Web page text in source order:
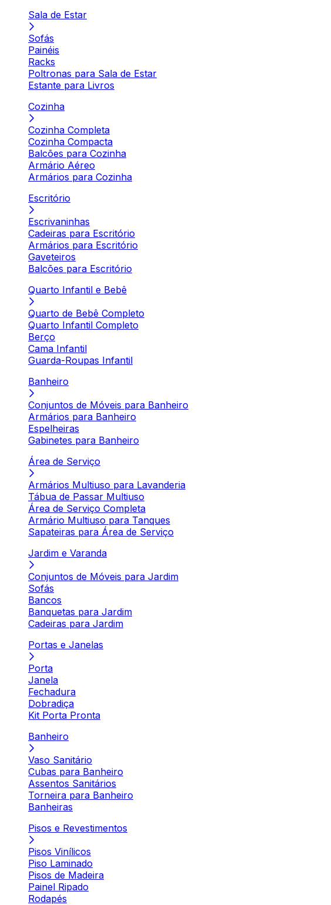
Sala de Estar
Sofás
Painéis
Racks
Poltronas para Sala de Estar
Estante para Livros
Cozinha
Cozinha Completa
Cozinha Compacta
Balcões para Cozinha
Armário Aéreo
Armários para Cozinha
Escritório
Escrivaninhas
Cadeiras para Escritório
Armários para Escritório
Gaveteiros
Balcões para Escritório
Quarto Infantil e Bebê
Quarto de Bebê Completo
Quarto Infantil Completo
Berço
Cama Infantil
Guarda-Roupas Infantil
Banheiro
Conjuntos de Móveis para Banheiro
Armários para Banheiro
Espelheiras
Gabinetes para Banheiro
Área de Serviço
Armários Multiuso para Lavanderia
Tábua de Passar Multiuso
Área de Serviço Completa
Armário Multiuso para Tanques
Sapateiras para Área de Serviço
Jardim e Varanda
Conjuntos de Móveis para Jardim
Sofás
Bancos
Banquetas para Jardim
Cadeiras para Jardim
Portas e Janelas
Porta
Janela
Fechadura
Dobradiça
Kit Porta Pronta
Banheiro
Vaso Sanitário
Cubas para Banheiro
Assentos Sanitários
Torneira para Banheiro
Banheiras
Pisos e Revestimentos
Pisos Vinílicos
Piso Laminado
Pisos de Madeira
Painel Ripado
Rodapés